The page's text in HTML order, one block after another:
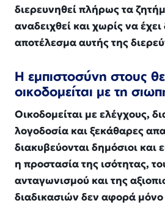
διερευνηθεί πλήρως τα
αναδειχθεί και χωρίς να
αποτέλεσμα αυτής της
Η εμπιστοσύνη στους
οικοδομείται με τη
Οικοδομείται με ελέγχους,
λογοδοσία και ξεκάθαρες
διακυβεύονται δημόσιοι και
η προστασία της ισότητας,
ανταγωνισμού και της
διαδικασιών δεν αφορά μόνο